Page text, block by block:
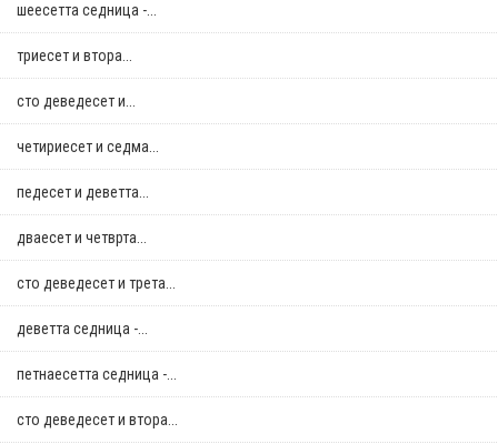
шеесетта седница -...
триесет и втора...
сто деведесет и...
четириесет и седма...
педесет и деветта...
дваесет и четврта...
сто деведесет и трета...
деветта седница -...
петнаесетта седница -...
сто деведесет и втора...